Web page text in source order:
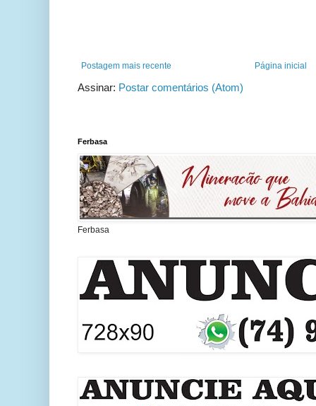
Postagem mais recente Página inicial
Assinar: Postar comentários (Atom)
Ferbasa
Ferbasa